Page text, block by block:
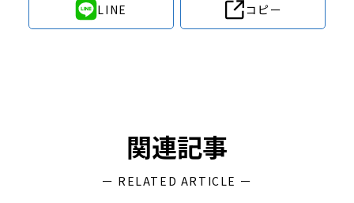
LINE コピー
関連記事
ー RELATED ARTICLE ー